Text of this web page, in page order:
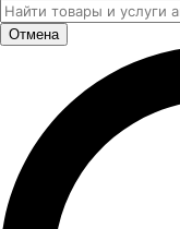
Отмена